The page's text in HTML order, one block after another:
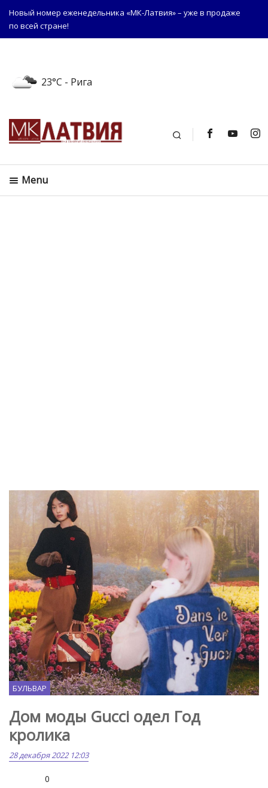
Новый номер еженедельника «МК-Латвия» – уже в продаже
по всей стране!
23°C - Рига
Поиск
Menu
БУЛЬВАР
Дом моды Gucci одел Год
кролика
28 декабря 2022 12:03
0